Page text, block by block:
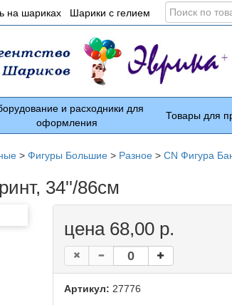
на шариках Шарики с гелием
Поиск
и расходники для
оформления
Товары для
> Фигуры Большие > Разное > CN Фигура
34''/86см
цена 68,00 р.
Артикул: 27776